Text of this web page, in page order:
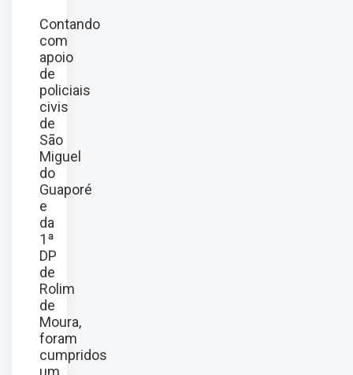
Contando
com
apoio
de
policiais
civis
de
São
Miguel
do
Guaporé
e
da
1ª
DP
de
Rolim
de
Moura,
foram
cumpridos
um